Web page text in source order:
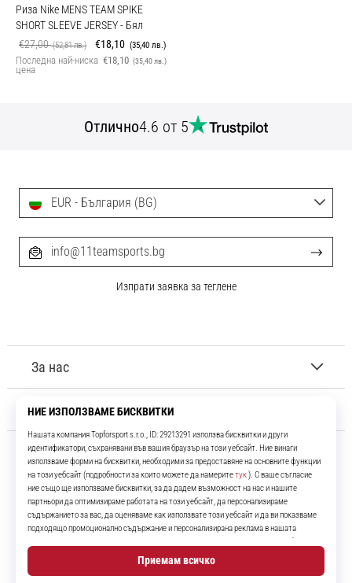
Риза Nike MENS TEAM SPIKE
SHORT SLEEVE JERSEY- Бял
€27,00(52,81 лв.) €18,10 (35,40 лв.)
Последна най-ниска
цена
€18,10 (35,40 лв.)
Отлично4.6 от 5
11teamsports.bg
Повече от 16 години ние сме ваши съотборници, представяйки ви
най-добрите и най-новите футболни продукти.
InstagramYouTube
За нас
Обслужване на клиенти
EUR - България (BG)
info@11teamsports.bg
Изпрати заявка за теглене